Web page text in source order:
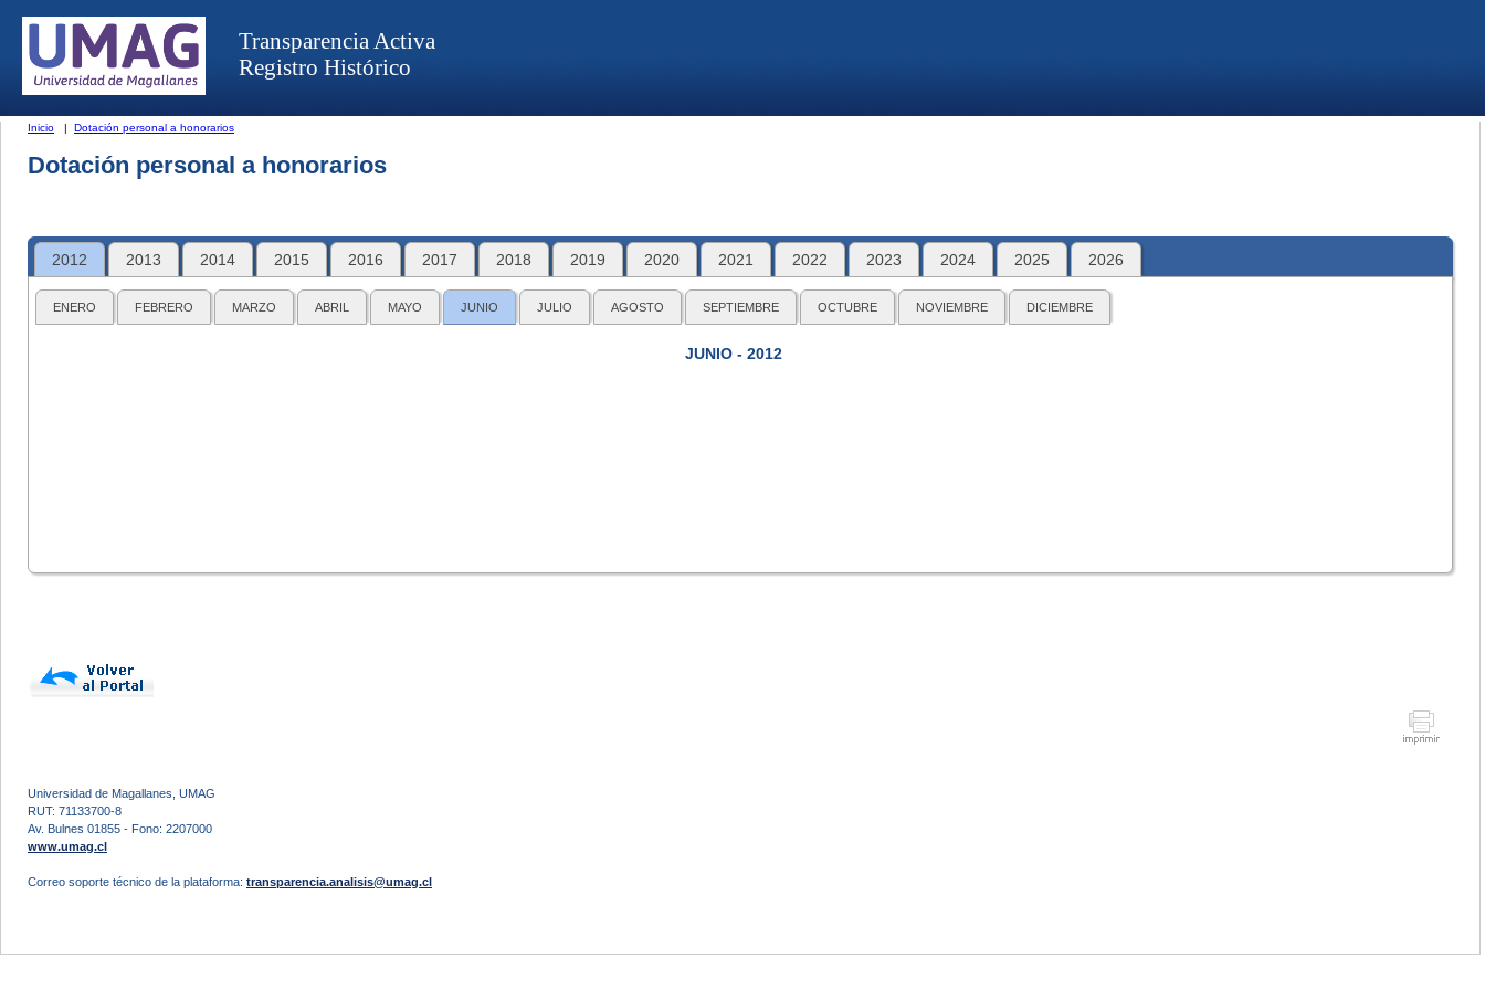
Transparencia Activa
Registro Histórico
Inicio | Dotación personal a honorarios
Dotación personal a honorarios
2012 2013 2014 2015 2016 2017 2018 2019 2020 2021 2022 2023 2024 2025 2026
ENERO FEBRERO MARZO ABRIL MAYO JUNIO JULIO AGOSTO SEPTIEMBRE OCTUBRE NOVIEMBRE DICIEMBRE
JUNIO - 2012
Universidad de Magallanes, UMAG
RUT: 71133700-8
Av. Bulnes 01855 - Fono: 2207000
www.umag.cl
Correo soporte técnico de la plataforma: transparencia.analisis@umag.cl